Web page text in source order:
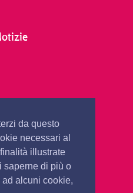
da questo
necessari al
illustrate
saperne di più o
alcuni cookie,